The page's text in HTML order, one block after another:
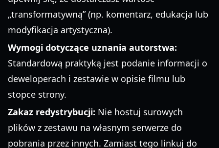
„transformatywną” (np. komentarz, edukacja lub
modyfikacja artystyczna).
Wymogi dotyczące uznania autorstwa:
Standardową praktyką jest podanie informacji o
deweloperach i zestawie w opisie filmu lub
stopce strony.
Zakaz redystrybucji: Nie hostuj surowych
plików z zestawu na własnym serwerze do
pobrania przez innych. Zamiast tego linkuj do